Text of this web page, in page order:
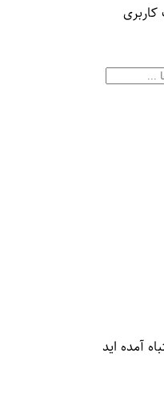
آمده اید